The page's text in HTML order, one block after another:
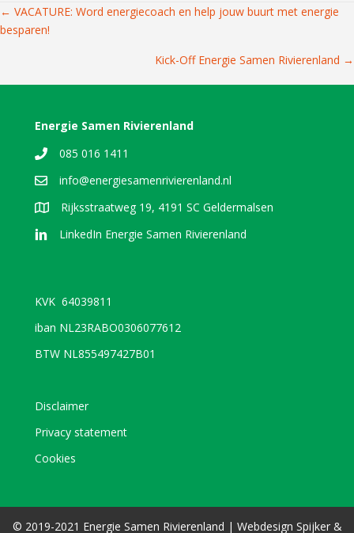
Posts
navigation
← VACATURE: Word energiecoach en help jouw buurt met energie
besparen!
Kick-Off Energie Samen Rivierenland →
Energie Samen Rivierenland
085 016 1411
info@energiesamenrivierenland.nl
Rijksstraatweg 19, 4191 SC Geldermalsen
LinkedIn Energie Samen Rivierenland
KVK 64039811
iban NL23RABO0306077612
BTW NL855497427B01
Disclaimer
Privacy statement
Cookies
© 2019-2021 Energie Samen Rivierenland | Webdesign Spijker &